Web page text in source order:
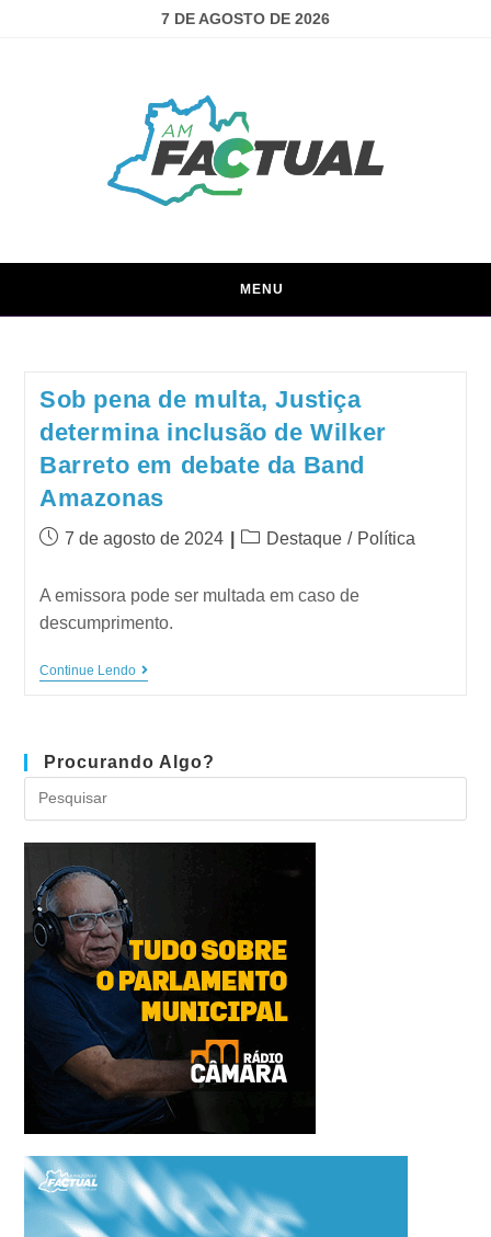
7 DE AGOSTO DE 2026
MENU
Sob pena de multa, Justiça
determina inclusão de Wilker
Barreto em debate da Band
Amazonas
7 de agosto de 2024 Destaque / Política
A emissora pode ser multada em caso de
descumprimento.
Continue Lendo
Procurando Algo?